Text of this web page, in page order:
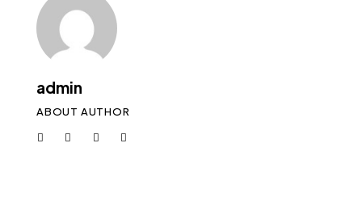
admin
ABOUT AUTHOR